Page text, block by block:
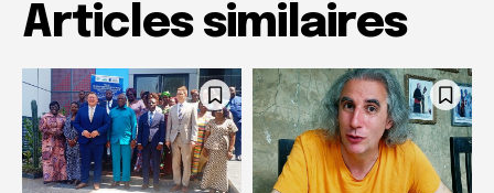
Articles similaires